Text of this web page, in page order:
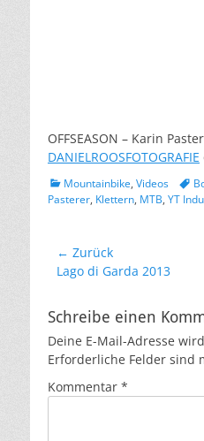
OFFSEASON – Karin
DANIELROOSFOTOGRAFIE
Kategorien
Mountainbike, Videos
Pasterer, Klettern, MTB, YT
Beitragsnavigation
← Zurück
Vorheriger
Lago di Garda 2013
Schreibe einen
Deine E-Mail-Adresse
Erforderliche Felder sind
Kommentar *